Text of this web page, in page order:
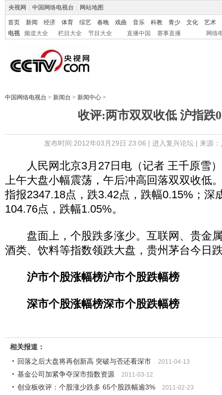
央视网 中国网络电视台 网站地图
首页 新闻 经济 体育 综艺 春晚 戏曲 音乐 科教 青少 文化
艺术
电视
频道大全 栏目大全 节目大全 直播中国 赛事直播 网络
中国网络电视台 > 新闻台 > 新闻中心 >
收评:两市双双收低 沪指跌
发布时间:2012年03月29日 23:06 | 进入复兴论坛| 来源
人民网北京3月27日电（记者 王千原雪）
上午大盘小幅震荡，午后冲高回落双双收低
指报2347.18点，跌3.42点，跌幅0.15%；深
104.76点，跌幅1.05%。
盘面上，个股跌多涨少。互联网、贵金
酒类、饮料等指数领跌大盘，贵州茅台今日
沪市个股涨幅榜沪市个股跌幅榜
深市个股涨幅榜深市个股跌幅榜
相关报道：
回落之后大盘将再创新高 突破与否还看深市
2011-04-13
基金公司加紧争夺深市指数资源 2011-03-12
创业板收评：个股涨少跌多 65个股跌幅逾3% 2011-02-23